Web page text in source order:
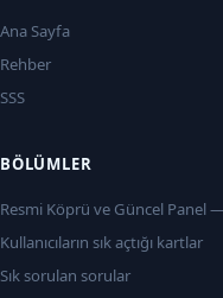
Ana Sayfa
Rehber
SSS
BÖLÜMLER
Resmi Köprü ve Güncel Panel
Kullanıcıların sık açtığı kartlar
Sık sorulan sorular